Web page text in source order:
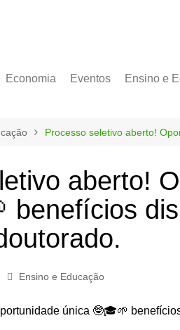
Economia Eventos Ensino e
Processo seletivo aberto!
aberto!
benefícios
Ensino e Educação